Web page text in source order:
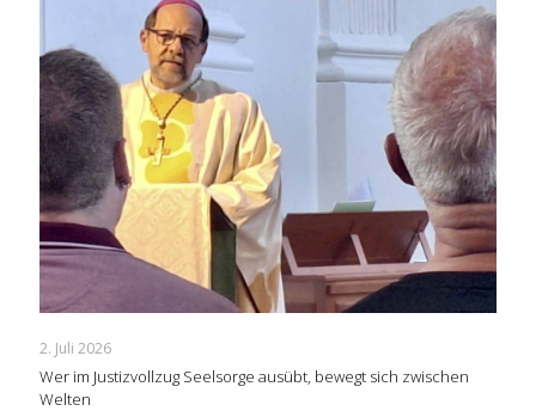
2. Juli 2026
Wer im Justizvollzug Seelsorge ausübt, bewegt sich zwischen
Welten